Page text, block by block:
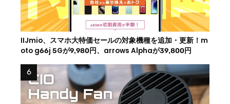
IIJmio、スマホ大特価セールの対象機種を追加・更新！m
oto g66j 5Gが9,980円、arrows Alphaが39,800円